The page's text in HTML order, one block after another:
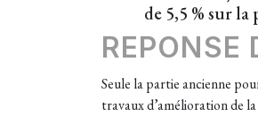
de 5,5 % sur la
REPONSE
Seule la partie ancienne
travaux d’amélioration de